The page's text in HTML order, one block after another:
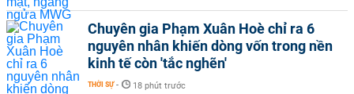
Chuyên gia Phạm Xuân Hoè chỉ ra 6
nguyên nhân khiến dòng vốn trong nền
kinh tế còn 'tắc nghẽn'
THỜI SỰ - 18 phút trước